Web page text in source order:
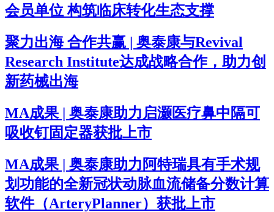
会员单位 构筑临床转化生态支撑
聚力出海 合作共赢 | 奥泰康与Revival
Research Institute达成战略合作，助力创
新药械出海
MA成果 | 奥泰康助力启灏医疗鼻中隔可
吸收钉固定器获批上市
MA成果 | 奥泰康助力阿特瑞具有手术规
划功能的全新冠状动脉血流储备分数计算
软件（ArteryPlanner）获批上市